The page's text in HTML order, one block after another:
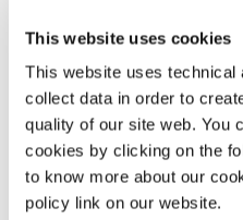
This website uses cookies
This website uses technical
collect data in order to
quality of our site web. You
cookies by clicking on the
to know more about our
policy link on our website.
Un seul service pour
objet ou lieu le niveau
protection du patient et de tous
Secteurs
Les Services techniques